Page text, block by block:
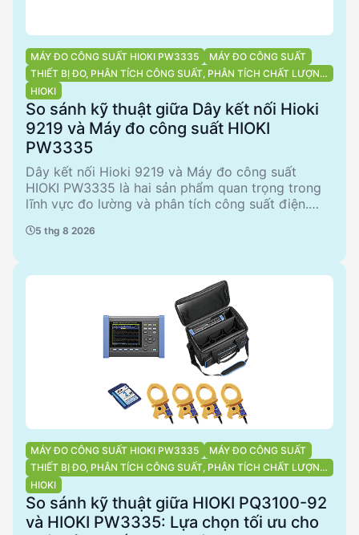
MÁY ĐO CÔNG SUẤT HIOKI PW3335
MÁY ĐO CÔNG SUẤT
THIẾT BỊ ĐO, PHÂN TÍCH CÔNG SUẤT, PHÂN TÍCH CHẤT LƯỢNG
ĐIỆN NĂNG
HIOKI
So sánh kỹ thuật giữa Dây kết nối Hioki
9219 và Máy đo công suất HIOKI
PW3335
Dây kết nối Hioki 9219 và Máy đo công suất
HIOKI PW3335 là hai sản phẩm quan trọng trong
lĩnh vực đo lường và phân tích công suất điện.
phù hợp cho các ứng dụng kết nối với thiết bị
với nhiều phụ kiện đi kèm, lý tưởng cho việc phân
tích chất lượng điện năng. Bài viết này sẽ so sánh
chi tiết hai sản phẩm này, từ đó giúp kỹ sư và nhà
quản lý đưa ra quyết định mua sắm thông minh.
5 thg 8 2026
MÁY ĐO CÔNG SUẤT HIOKI PW3335
MÁY ĐO CÔNG SUẤT
THIẾT BỊ ĐO, PHÂN TÍCH CÔNG SUẤT, PHÂN TÍCH CHẤT LƯỢNG
ĐIỆN NĂNG
HIOKI
So sánh kỹ thuật giữa HIOKI PQ3100-92
và HIOKI PW3335: Lựa chọn tối ưu cho